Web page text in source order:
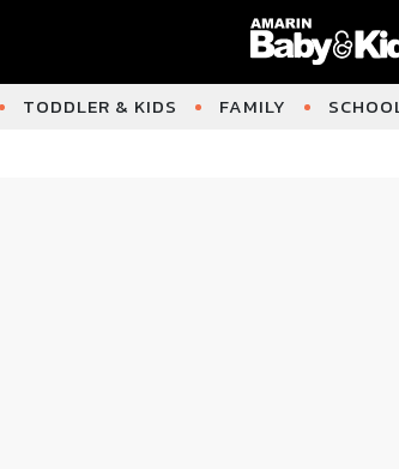
TODDLER & KIDS FAMILY